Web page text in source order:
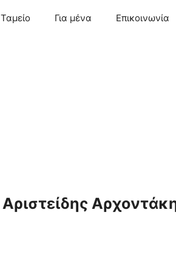
Ταμείο Για μένα Επικοινωνία
Αριστείδης